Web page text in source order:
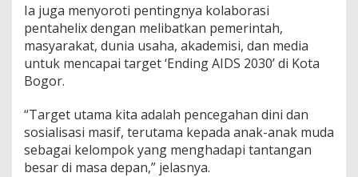
Ia juga menyoroti pentingnya kolaborasi
pentahelix dengan melibatkan pemerintah,
masyarakat, dunia usaha, akademisi, dan media
untuk mencapai target ‘Ending AIDS 2030’ di Kota
Bogor.
“Target utama kita adalah pencegahan dini dan
sosialisasi masif, terutama kepada anak-anak muda
sebagai kelompok yang menghadapi tantangan
besar di masa depan,” jelasnya.